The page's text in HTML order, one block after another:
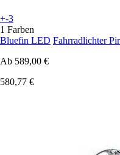
+-3
1 Farben
Bluefin LED Fahrradlichter
Ab 589,00 €
580,77 €